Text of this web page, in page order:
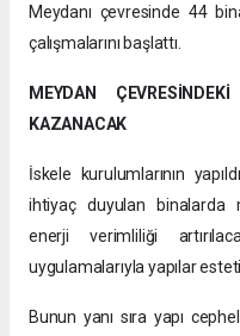
Meydanı çevresinde 44
çalışmalarını başlattı.
MEYDAN
KAZANACAK
İskele kurulumlarının
ihtiyaç duyulan binalarda
enerji verimliliği
uygulamalarıyla yapılar
Bunun yanı sıra yapı